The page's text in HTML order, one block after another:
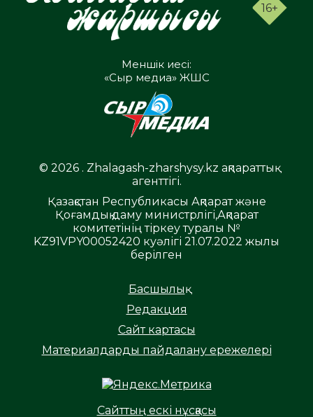
16+
Меншік иесі:
«Сыр медиа» ЖШС
© 2026 . Zhalagash-zharshysy.kz ақпараттық
агенттігі.
Қазақстан Республикасы Ақпарат және
Қоғамдық даму министрлігі,Ақпарат
комитетінің тіркеу туралы №
KZ91VPY00052420 куәлігі 21.07.2022 жылы
берілген
Басшылық
Редакция
Сайт картасы
Материалдарды пайдалану ережелері
Сайттың ескі нұсқасы